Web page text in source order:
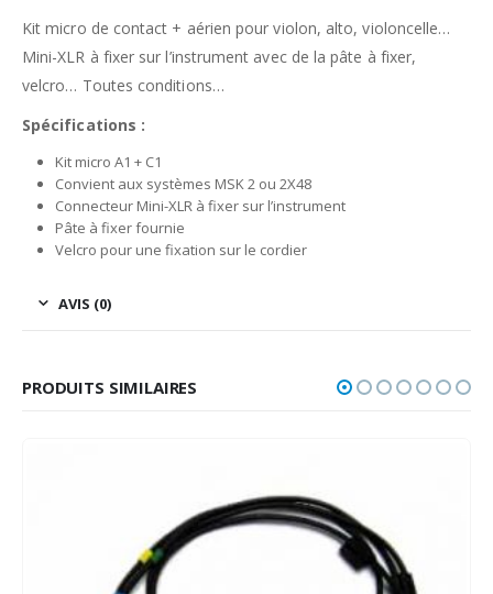
Kit micro de contact + aérien pour violon, alto, violoncelle…
Mini-XLR à fixer sur l’instrument avec de la pâte à fixer,
velcro… Toutes conditions…
Spécifications :
Kit micro A1 + C1
Convient aux systèmes MSK 2 ou 2X48
Connecteur Mini-XLR à fixer sur l’instrument
Pâte à fixer fournie
Velcro pour une fixation sur le cordier
AVIS (0)
PRODUITS SIMILAIRES